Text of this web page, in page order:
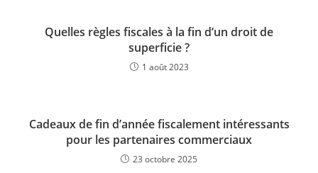
Quelles règles fiscales à la fin d’un droit de
superficie ?
1 août 2023
Cadeaux de fin d’année fiscalement intéressants
pour les partenaires commerciaux
23 octobre 2025